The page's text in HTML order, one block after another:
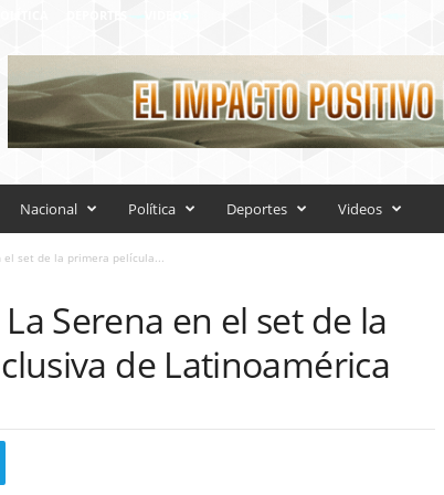
Nacional Política Deportes Videos
el set de la primera película...
Serena en el set de la
de Latinoamérica